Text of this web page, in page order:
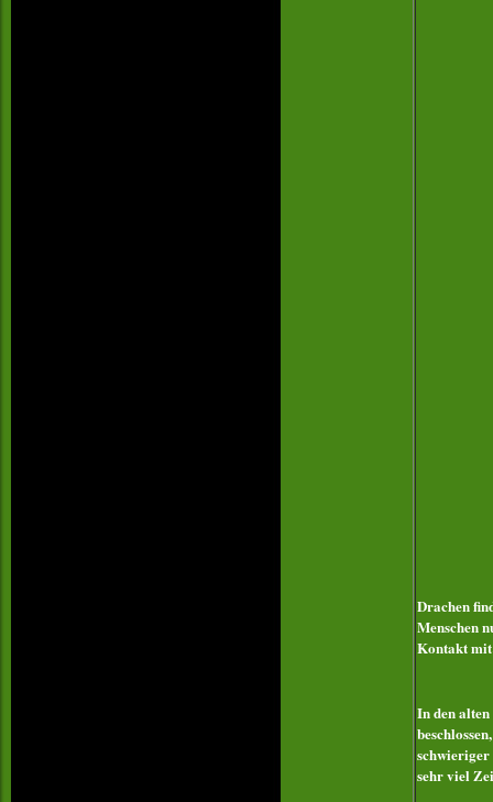
Drachen
Menschen
Kontakt mit
In den
schwieriger
sehr viel